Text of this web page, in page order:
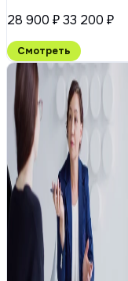
28 900 ₽33 200 ₽
Смотреть